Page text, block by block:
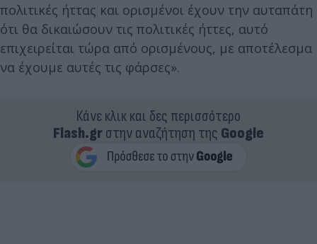
πολιτικές ήττας και ορισμένοι έχουν την αυταπάτη
ότι θα δικαιώσουν τις πολιτικές ήττες, αυτό
επιχειρείται τώρα από ορισμένους, με αποτέλεσμα
να έχουμε αυτές τις φάρσες».
Κάνε κλικ και δες περισσότερο
Flash.grστην αναζήτηση της Google